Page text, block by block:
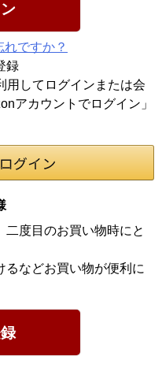
ですか？
録
用してログインまたは会
アカウントでログイン」
度目のお買い物時にと
るなどお買い物が便利に